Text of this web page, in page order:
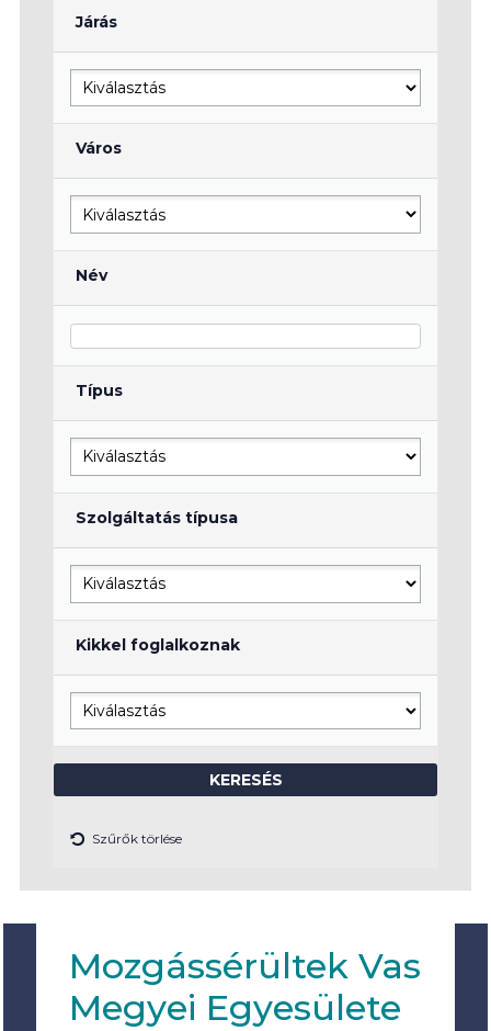
Járás
Város
Név
Típus
Szolgáltatás típusa
Kikkel foglalkoznak
Szűrők törlése
Mozgássérültek Vas
Megyei Egyesülete